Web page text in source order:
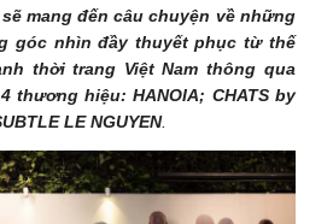
mang đến câu chuyện về những
góc nhìn đầy thuyết phục từ thế
thời trang Việt Nam thông qua
thương hiệu: HANOIA; CHATS by
LE NGUYEN.